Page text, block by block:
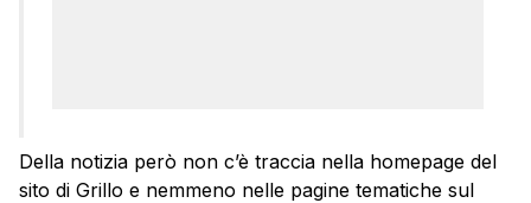
Della notizia però non c’è traccia nella homepage del
sito di Grillo e nemmeno nelle pagine tematiche sul